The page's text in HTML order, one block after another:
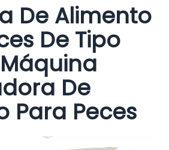
De Alimento
De Tipo
De
Para Peces